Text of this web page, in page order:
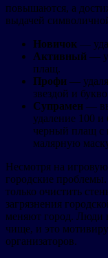
повышаются, а
выдачей
Новичок —
Активный —
плащ.
Профи —
звездой и
Супрамен —
удаление 100 и
черный плащ с
малярную
Несмотря на
городские
только очистить
загрязнения
меняют город. Люди
чище, и это
организаторов.